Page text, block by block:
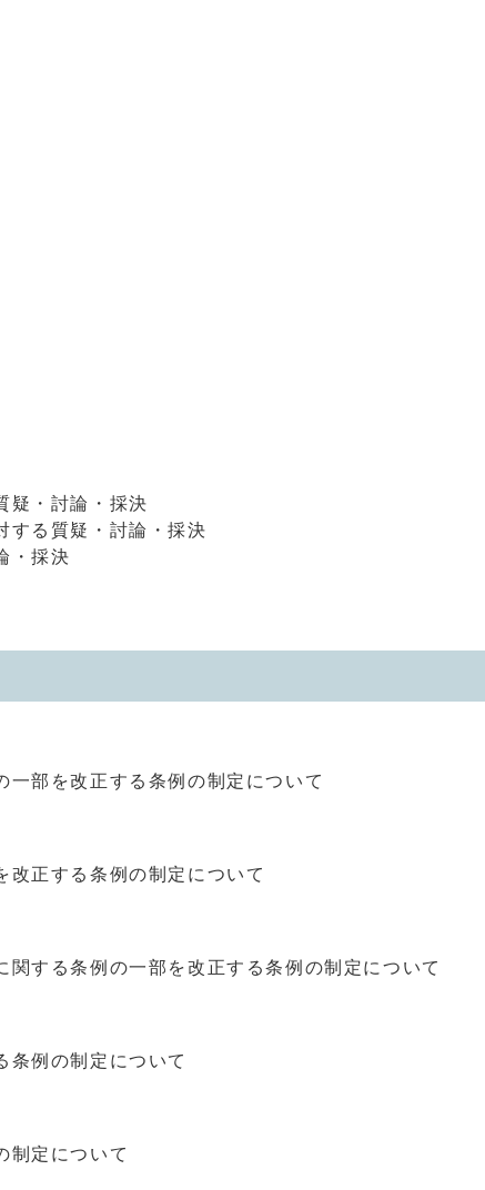
疑・討論・採決
る質疑・討論・採決
・採決
部を改正する条例の制定について
正する条例の制定について
する条例の一部を改正する条例の制定について
例の制定について
制定について